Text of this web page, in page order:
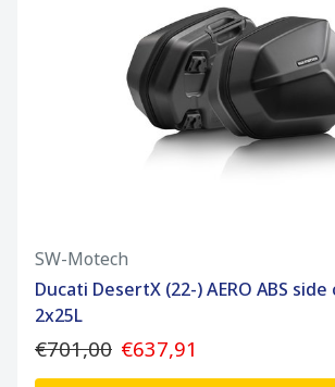
SW-Motech
Ducati DesertX (22-) AERO ABS
2x25L
€701,00 €637,91